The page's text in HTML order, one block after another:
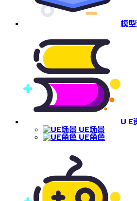
模
U E
UE场景
UE角色